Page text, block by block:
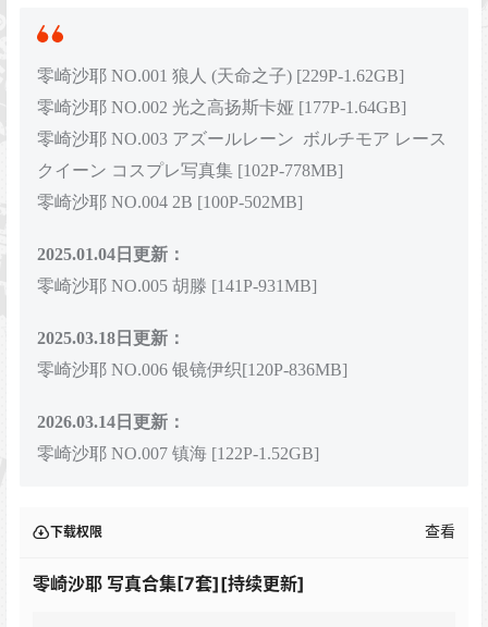
零崎沙耶 NO.001 狼人 (天命之子) [229P-1.62GB]
零崎沙耶 NO.002 光之高扬斯卡娅 [177P-1.64GB]
零崎沙耶 NO.003 アズールレーン ボルチモア レース
クイーン コスプレ写真集 [102P-778MB]
零崎沙耶 NO.004 2B [100P-502MB]
2025.01.04日更新：
零崎沙耶 NO.005 胡滕 [141P-931MB]
2025.03.18日更新：
零崎沙耶 NO.006 银镜伊织[120P-836MB]
2026.03.14日更新：
零崎沙耶 NO.007 镇海 [122P-1.52GB]
下载权限 查看
零崎沙耶 写真合集[7套][持续更新]